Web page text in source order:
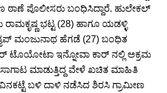
ಠಾಣೆ ಪೊಲೀಸರು ಬಂಧಿಸಿದ್ದಾರೆ. ಹುಲೇಕಲ್
ಭಟ್ಟ (28) ಹಾಗೂ ಯಡಳ್ಳಿ
ಮಂಜುನಾಥ ಹೆಗಡೆ (27) ಬಂಧಿತ
ಟೊಯೋಟಾ ಇನ್ನೋವಾ ಕಾರ್ ನಲ್ಲಿ ಅಕ್ರಮ
ಸಾಗಾಟ ಮಾಡುತ್ತಿದ್ದ ವೇಳೆ ಖಚಿತ ಮಾಹಿತಿ
ಬಳಿ ದಾಳಿ ನಡೆಸಿದ ಶಿರಸಿ ಗ್ರಾಮೀಣ